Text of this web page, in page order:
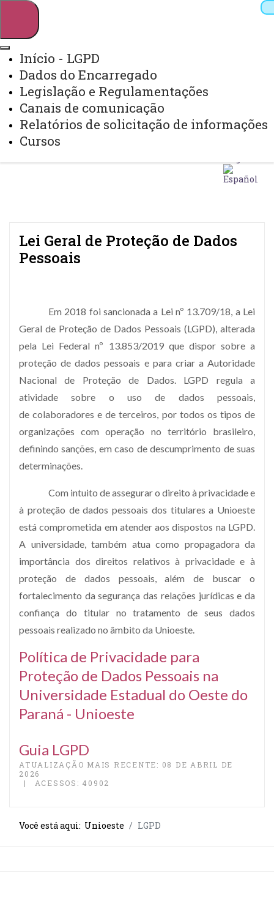
Webmail Sistemas
Telefones
Início - LGPD
Dados do Encarregado
Legislação e Regulamentações
Canais de comunicação
Relatórios de solicitação de informações
Cursos
Lei Geral de Proteção de Dados
Pessoais
Em 2018 foi sancionada a Lei nº 13.709/18, a Lei
Geral de Proteção de Dados Pessoais (LGPD), alterada
pela Lei Federal nº 13.853/2019 que dispor sobre a
proteção de dados pessoais e para criar a Autoridade
Nacional de Proteção de Dados. LGPD regula a
atividade sobre o uso de dados pessoais,
de colaboradores e de terceiros, por todos os tipos de
organizações com operação no território brasileiro,
definindo sanções, em caso de descumprimento de suas
determinações.
Com intuito de assegurar o direito à privacidade e
à proteção de dados pessoais dos titulares a Unioeste
está comprometida em atender aos dispostos na LGPD.
A universidade, também atua como propagadora da
importância dos direitos relativos à privacidade e à
proteção de dados pessoais, além de buscar o
fortalecimento da segurança das relações jurídicas e da
confiança do titular no tratamento de seus dados
pessoais realizado no âmbito da Unioeste.
Política de Privacidade para
Proteção de Dados Pessoais na
Universidade Estadual do Oeste do
Paraná - Unioeste
Guia LGPD
ATUALIZAÇÃO MAIS RECENTE: 08 DE ABRIL DE
2026
ACESSOS: 40902
Você está aqui: Unioeste LGPD